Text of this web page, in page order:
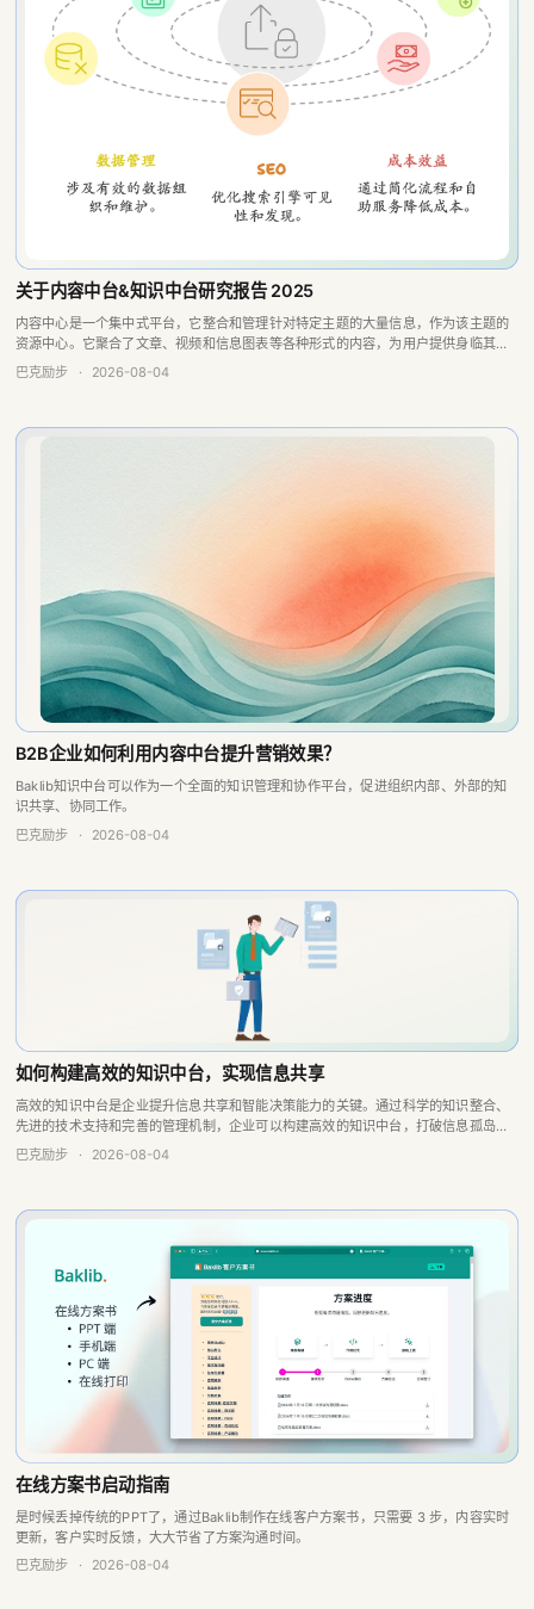
内容中心是一个集中式平台，它整合和管理针对特定主题的大量信息，作为该主题的
资源中心。它聚合了文章、视频和信息图表等各种形式的内容，为用户提供身临其境
的体验和轻松获取各种信息。
巴克励步 · 2026-08-04
B2B企业如何利用内容中台提升营销效果？
Baklib知识中台可以作为一个全面的知识管理和协作平台，促进组织内部、外部的知
识共享、协同工作。
巴克励步 · 2026-08-04
如何构建高效的知识中台，实现信息共享
高效的知识中台是企业提升信息共享和智能决策能力的关键。通过科学的知识整合、
先进的技术支持和完善的管理机制，企业可以构建高效的知识中台，打破信息孤岛，
增强企业竞争力。
巴克励步 · 2026-08-04
在线方案书启动指南
是时候丢掉传统的PPT了，通过Baklib制作在线客户方案书，只需要 3 步，内容实时
更新，客户实时反馈，大大节省了方案沟通时间。
巴克励步 · 2026-08-04